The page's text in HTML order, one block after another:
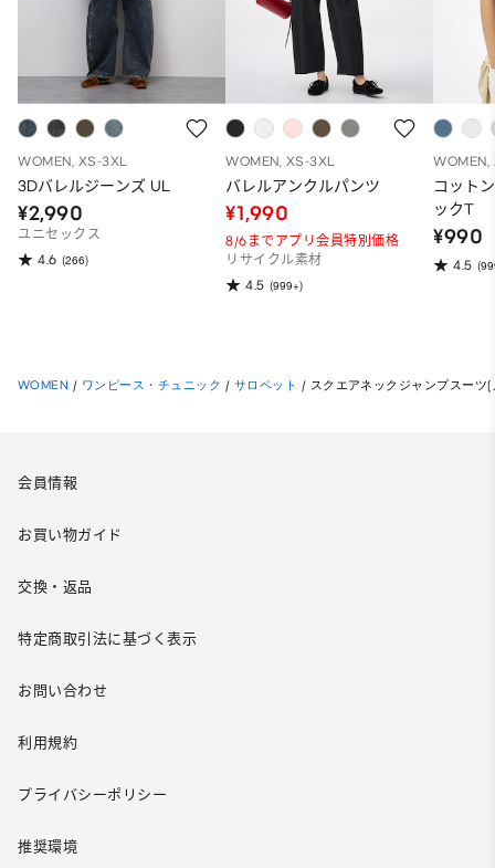
WOMEN, XS-3XL
3Dバレルジーンズ UL
¥2,990
ユニセックス
4.6 (266)
WOMEN, XS-3XL
バレルアンクルパンツ
¥1,990
8/6までアプリ会員特別価格
リサイクル素材
4.5 (999+)
WOMEN,
コット
ックT
¥990
4.5
WOMEN / ワンピース・チュニック / サロペット / スクエアネックジャンプスーツ
会員情報
お買い物ガイド
交換・返品
特定商取引法に基づく表示
お問い合わせ
利用規約
プライバシーポリシー
推奨環境